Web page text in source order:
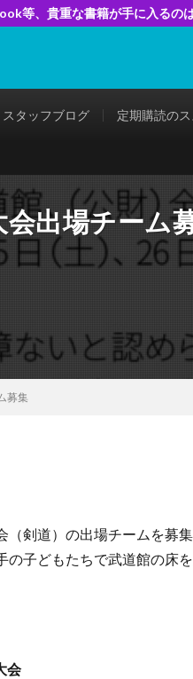
等、貴重な書籍が手に入るの
スタッフブログ 定期購読のス
会出場チーム
募集
剣道）の出場チームを募
の子どもたちで武道館の床
会